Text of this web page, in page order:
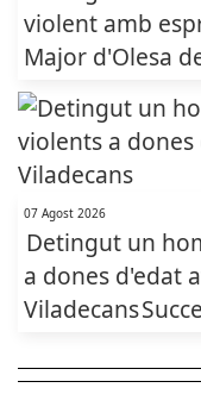
violent amb
Major d'Olesa
07 Agost 2026
Detingut un
a dones d'edat
Viladecans